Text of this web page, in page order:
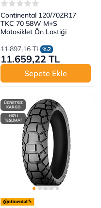
Continental 120/70ZR17
TKC 70 58W M+S
Motosiklet Ön Lastiği
11.897,16 TL %2
11.659,22 TL
Sepete Ekle
ÜCRETSİZ
KARGO
HIZLI
TESLİMAT